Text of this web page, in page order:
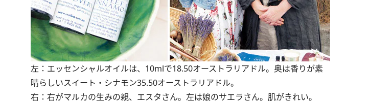
左：エッセンシャルオイルは、10mlで18.50オーストラリアドル。奥は香りが素
晴らしいスイート・シナモン35.50オーストラリアドル。
右：右がマルカの生みの親、エスタさん。左は娘のサエラさん。肌がきれい。